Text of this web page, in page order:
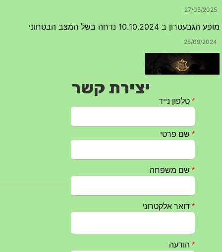
27/05/2025
מופע הגבעטרון ב 10.10.2024 נדחה בשל המצב הבטחוני
25/09/2024
חרבות ברזל – הודעה 1 – 14.10.2023
טקס ההתיחדות השנתי 2023 נערך ב 5/9/2023 באנדרטה
יצירת קשר